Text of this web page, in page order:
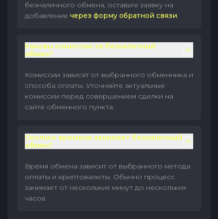
безналичного обмена, оставьте заявку на
добавление через форму обратной связи.
Каковы комиссии за безналичный
обмен?
Комиссии зависят от выбранного обменника и
способа оплаты. Уточняйте актуальные
комиссии перед совершением сделки на
сайте обменного пункта.
Сколько времени занимает безналичный
обмен?
Время обмена зависит от выбранного метода
оплаты и криптовалюты. Обычно процесс
занимает от нескольких минут до нескольких
часов.